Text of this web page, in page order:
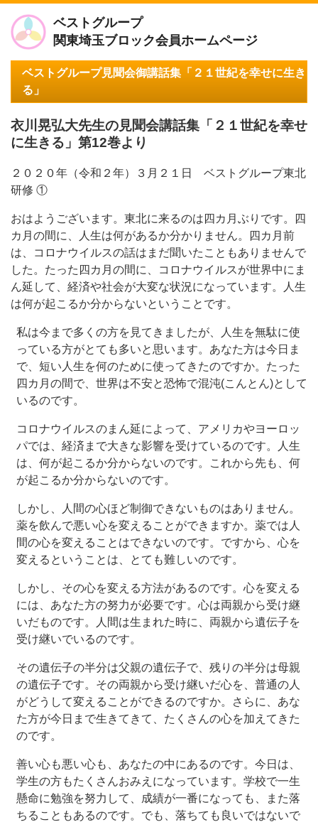
ベストグループ
関東埼玉ブロック会員ホームページ
ベストグループ見聞会御講話集「２１世紀を幸せに生き
る」
衣川晃弘大先生の見聞会講話集「２１世紀を幸せ
に生きる」第12巻より
２０２０年（令和２年）３月２１日 ベストグループ東北
研修 ①
おはようございます。東北に来るのは四カ月ぶりです。四
カ月の間に、人生は何があるか分かりません。四カ月前
は、コロナウイルスの話はまだ聞いたこともありませんで
した。たった四カ月の間に、コロナウイルスが世界中にま
ん延して、経済や社会が大変な状況になっています。人生
は何が起こるか分からないということです。
私は今まで多くの方を見てきましたが、人生を無駄に使
っている方がとても多いと思います。あなた方は今日ま
で、短い人生を何のために使ってきたのですか。たった
四カ月の間で、世界は不安と恐怖で混沌(こんとん)として
いるのです。
コロナウイルスのまん延によって、アメリカやヨーロッ
パでは、経済まで大きな影響を受けているのです。人生
は、何が起こるか分からないのです。これから先も、何
が起こるか分からないのです。
しかし、人間の心ほど制御できないものはありません。
薬を飲んで悪い心を変えることができますか。薬では人
間の心を変えることはできないのです。ですから、心を
変えるということは、とても難しいのです。
しかし、その心を変える方法があるのです。心を変える
には、あなた方の努力が必要です。心は両親から受け継
いだものです。人間は生まれた時に、両親から遺伝子を
受け継いでいるのです。
その遺伝子の半分は父親の遺伝子で、残りの半分は母親
の遺伝子です。その両親から受け継いだ心を、普通の人
がどうして変えることができるのですか。さらに、あな
た方が今日まで生きてきて、たくさんの心を加えてきた
のです。
善い心も悪い心も、あなたの中にあるのです。今日は、
学生の方もたくさんおみえになっています。学校で一生
懸命に勉強を努力して、成績が一番になっても、また落
ちることもあるのです。でも、落ちても良いではないで